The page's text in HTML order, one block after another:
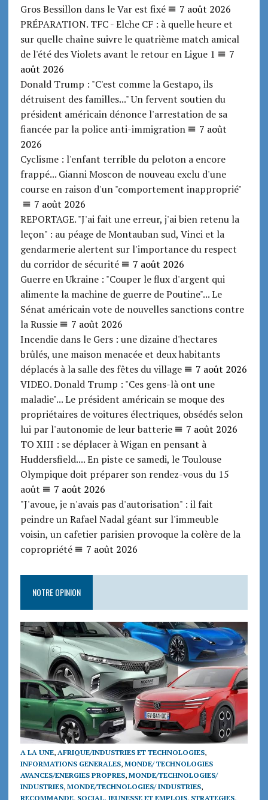
Gros Bessillon dans le Var est fixé
7 août 2026
PRÉPARATION. TFC - Elche CF : à quelle heure et
sur quelle chaîne suivre le quatrième match amical
de l'été des Violets avant le retour en Ligue 1
7
août 2026
Donald Trump : "C'est comme la Gestapo, ils
détruisent des familles..." Un fervent soutien du
président américain dénonce l'arrestation de sa
fiancée par la police anti-immigration
7 août
2026
Cyclisme : l'enfant terrible du peloton a encore
frappé... Gianni Moscon de nouveau exclu d'une
course en raison d'un "comportement inapproprié"
7 août 2026
REPORTAGE. "J'ai fait une erreur, j'ai bien retenu la
leçon" : au péage de Montauban sud, Vinci et la
gendarmerie alertent sur l'importance du respect
du corridor de sécurité
7 août 2026
Guerre en Ukraine : "Couper le flux d'argent qui
alimente la machine de guerre de Poutine"... Le
Sénat américain vote de nouvelles sanctions contre
la Russie
7 août 2026
Incendie dans le Gers : une dizaine d'hectares
brûlés, une maison menacée et deux habitants
déplacés à la salle des fêtes du village
7 août 2026
VIDEO. Donald Trump : "Ces gens-là ont une
maladie"... Le président américain se moque des
propriétaires de voitures électriques, obsédés selon
lui par l'autonomie de leur batterie
7 août 2026
TO XIII : se déplacer à Wigan en pensant à
Huddersfield.... En piste ce samedi, le Toulouse
Olympique doit préparer son rendez-vous du 15
août
7 août 2026
"J'avoue, je n'avais pas d'autorisation" : il fait
peindre un Rafael Nadal géant sur l'immeuble
voisin, un cafetier parisien provoque la colère de la
copropriété
7 août 2026
NOTRE OPINION
A LA UNE, AFRIQUE/INDUSTRIES ET TECHNOLOGIES,
INFORMATIONS GENERALES, MONDE/ TECHNOLOGIES
AVANCES/ENERGIES PROPRES, MONDE/TECHNOLOGIES/
INDUSTRIES, MONDE/TECHNOLOGIES/ INDUSTRIES,
RECOMMANDE, SOCIAL, JEUNESSE ET EMPLOIS, STRATEGIES,